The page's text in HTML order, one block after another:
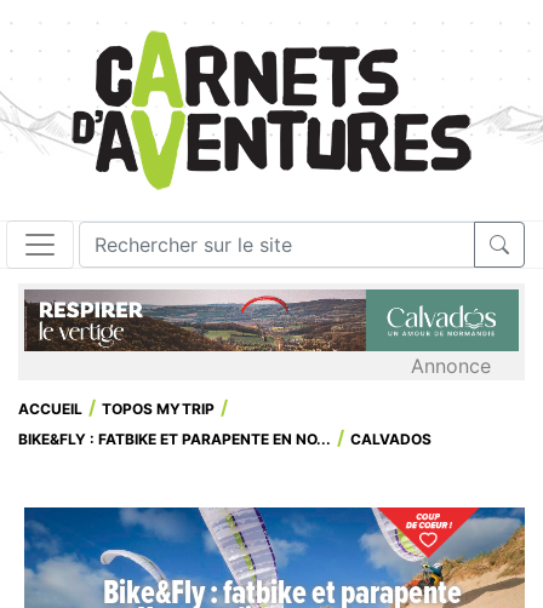
Annonce
ACCUEIL
TOPOS MYTRIP
BIKE&FLY : FATBIKE ET PARAPENTE EN NO...
CALVADOS
Bike&Fly : fatbike et parapente